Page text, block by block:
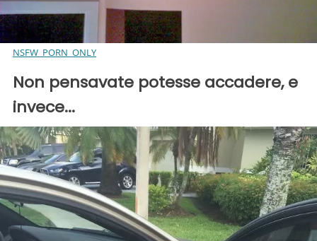
NSFW_PORN_ONLY
Non pensavate potesse accadere, e
invece...